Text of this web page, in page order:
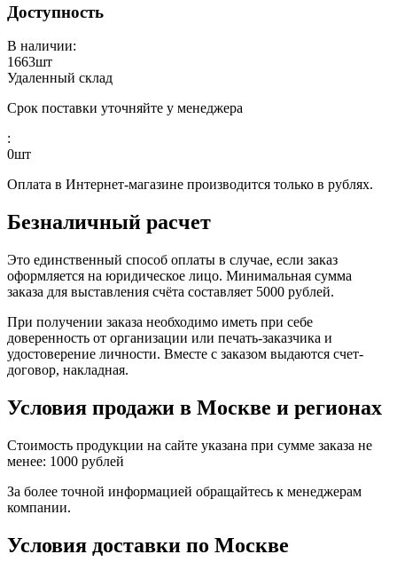
Доступность
В наличии:
1663шт
Удаленный склад
Срок поставки уточняйте у менеджера
:
0шт
Оплата в Интернет-магазине производится только в рублях.
Безналичный расчет
Это единственный способ оплаты в случае, если заказ
оформляется на юридическое лицо. Минимальная сумма
заказа для выставления счёта составляет 5000 рублей.
При получении заказа необходимо иметь при себе
доверенность от организации или печать-заказчика и
удостоверение личности. Вместе с заказом выдаются счет-
договор, накладная.
Условия продажи в Москве и регионах
Стоимость продукции на сайте указана при сумме заказа не
менее: 1000 рублей
За более точной информацией обращайтесь к менеджерам
компании.
Условия доставки по Москве